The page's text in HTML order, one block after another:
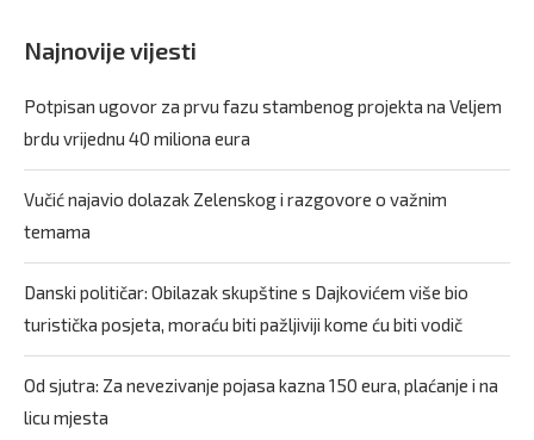
Najnovije vijesti
Potpisan ugovor za prvu fazu stambenog projekta na Veljem
brdu vrijednu 40 miliona eura
Vučić najavio dolazak Zelenskog i razgovore o važnim
temama
Danski političar: Obilazak skupštine s Dajkovićem više bio
turistička posjeta, moraću biti pažljiviji kome ću biti vodič
Od sjutra: Za nevezivanje pojasa kazna 150 eura, plaćanje i na
licu mjesta